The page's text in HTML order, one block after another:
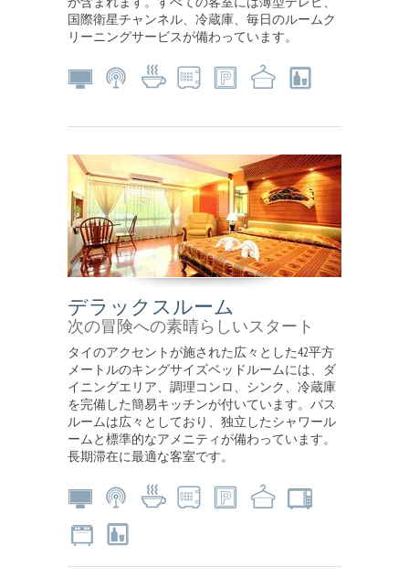
国際衛星チャンネル、冷蔵庫、毎日のルームク
リーニングサービスが備わっています。
デラックスルーム
次の冒険への素晴らしいスタート
タイのアクセントが施された広々とした42平方
メートルのキングサイズベッドルームには、ダ
イニングエリア、調理コンロ、シンク、冷蔵庫
を完備した簡易キッチンが付いています。バス
ルームは広々としており、独立したシャワール
ームと標準的なアメニティが備わっています。
長期滞在に最適な客室です。